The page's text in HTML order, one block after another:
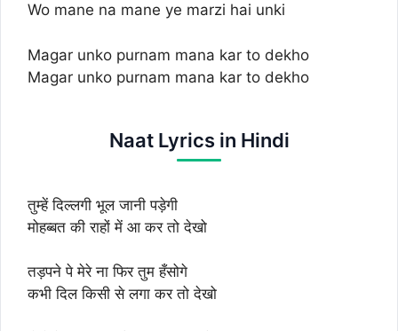
Wo mane na mane ye marzi hai unki
Magar unko purnam mana kar to dekho
Magar unko purnam mana kar to dekho
Naat Lyrics in Hindi
तुम्हें दिल्लगी भूल जानी पड़ेगी
मोहब्बत की राहों में आ कर तो देखो
तड़पने पे मेरे ना फिर तुम हँसोगे
कभी दिल किसी से लगा कर तो देखो